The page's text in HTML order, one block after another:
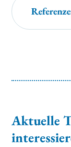
Aktuelle